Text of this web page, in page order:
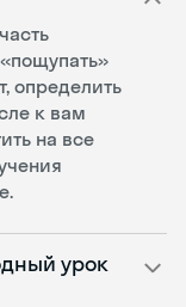
определить
к вам
на все
урок